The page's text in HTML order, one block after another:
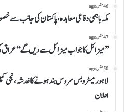
46 منٹس ago
مکہ باہمی دفاعی معاہدہ، پاکستان کی جانب
47 منٹس ago
’’میزائل کا جواب میزائل سے دیں گے‘‘عراق
50 منٹس ago
اعلان